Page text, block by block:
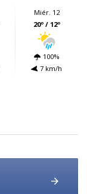
Miér. 12
20º / 12º
100%
7 km/h